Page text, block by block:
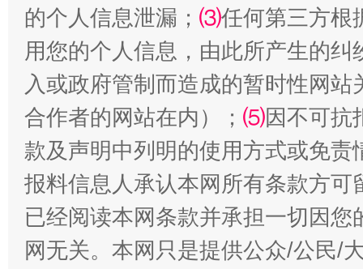
全民健身五年计划来了！等你上场
的个人信息泄漏； ⑶任何第三方根
用您的个人信息，由此所产生的纠
入或政府管制而造成的暂时性网
合作者的网站在内）； ⑸因不可抗
款及声明中列明的使用方式或免责
报料信息人承认本网所有条款方
已经阅读本网条款并承担一切因
网无关。本网只是提供公众/公民/